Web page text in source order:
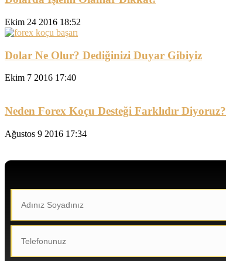
Ekim 24 2016 18:52
Dolar Ne Olur? Dediğinizi Duyar Gibiyiz
Ekim 7 2016 17:40
Neden Forex Koçu Desteği Farklıdır Diyoruz?
Ağustos 9 2016 17:34